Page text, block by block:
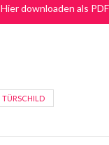
Hier downloaden als PDF
TÜRSCHILD